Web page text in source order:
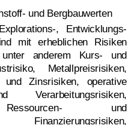
und Bergbauwerten
, Entwicklungs-
mit erheblichen Risiken
anderem Kurs- und
Metallpreisrisiken,
und Zinsrisiken, operative
Ressourcen- und
Finanzierungsrisiken,